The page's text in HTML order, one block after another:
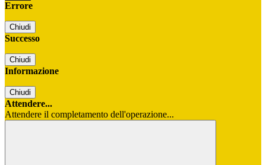
Errore
Chiudi
Successo
Chiudi
Informazione
Chiudi
Attendere...
Attendere il completamento dell'operazione...